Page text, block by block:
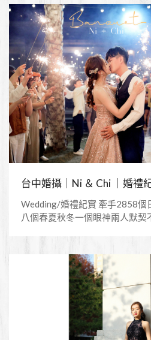
＋ Jason Chien 簡孑婚紗/婚禮
Elena C. Makeup & Hair Artist＋
L.Design Studio - 艾莉婚禮工
薇庭 Light Wedding ====Copyright ⓒ Jason Chien
Photography Studio. ALL
https://www.jcstudio.com.tw/IG
https://www.instagram.com/
Wedding/婚禮紀實 牽手2858個
八個春夏秋冬一個眼神兩人默契
婚禮錄影 / 婚紗側錄＋Stylelist＋
=======Copyright ⓒ Jason
Studio. ALL Rights======= 觀賞
https://www.jcstudio.com.tw/IG：
https://www.instagram.com/